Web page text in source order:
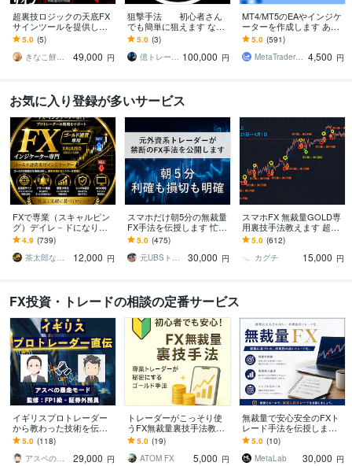
超裏技ロジックの天底FX
サインツールを提供しま
す 1分足で1日20回以上の
シグナル！RSI×特殊ロジ
ック搭載！
5.0 (5)
きなこ餅トレーダー
49,000 円
狙撃手法 初心者さん
でも簡単に狙えます な〜
んにもわからない初心者
さんでも狙うところがわ
かります
5.0 (3)
億トレーダー翔【FXトレーダー】 100,000 円
MT4/MT5のEAやインジケ
ーターを作成します あな
たのトレードをMetaTrade
r上で正確に再現！
5.0 (591)
MetaTrader工房 4,500 円
お気に入り登録が多いサービス
FXで専業（スキャルピン
グ）デイレ－ドになりま
す ゴ－ルド通貨 期間限
定価格 12000円
4.9 (739)
茶太郎なのだ
12,000 円
スマホだけ朝5分の無裁量
FX手法を伝授します 忙し
い朝でも迷わない。利確
損切まで決めた固定ルー
ル
5.0 (475)
元UBSトレーダー
30,000 円
スマホFX 無裁量GOLD専
用裏技手法教えます 超人
気手法が5年目突入神セー
ル→残り1名
5.0 (612)
カグチ
15,000 円
FX投資・トレードの相談の定番サービス
イギリスプロトレーダー
から教わった技術を伝え
ます FX専業トレーダーに
よるマンツーマン指導に
なります。
5.0 (118)
アスペの暴走モード
29,000 円
トレーダーがこっそり使
うFX無裁量裏技手法教え
ます スマホでも使えま
す！FX無裁量裏技手法！
バイナリーも可！
5.0 (19)
ATOM FX
5,000 円
無裁量で安心安全のFXト
レード手法を伝授します
ルール通りにやるだけ。
予測不要。裁量不要。
5.0 (10)
MetaLab
30,000 円